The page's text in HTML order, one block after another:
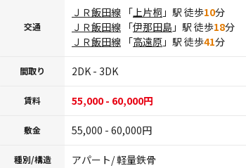
交通
ＪＲ飯田線 「上片桐 」駅 徒歩10分
ＪＲ飯田線 「伊那田島 」駅 徒歩18分
ＪＲ飯田線 「高遠原 」駅 徒歩41分
間取り 2DK - 3DK
賃料 55,000 - 60,000円
敷金 55,000 - 60,000円
種別/構造 アパート/ 軽量鉄骨